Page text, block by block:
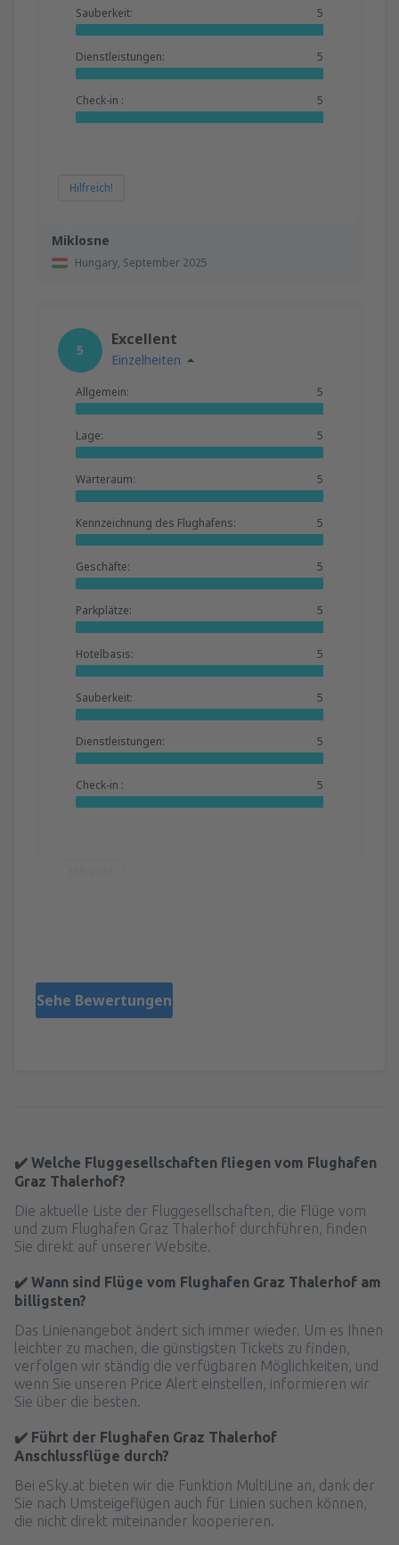
Miklosne
Hungary, September 2025
Sauberkeit: 5
Dienstleistungen: 5
Check-in : 5
Hilfreich!
5
Excellent
Einzelheiten
Allgemein: 5
Lage: 5
Warteraum: 5
Kennzeichnung des Flughafens: 5
Geschäfte: 5
Parkplätze: 5
Hotelbasis: 5
Sauberkeit: 5
Dienstleistungen: 5
Check-in : 5
Sehe Bewertungen
✔️ Welche Fluggesellschaften fliegen vom Flughafen
Graz Thalerhof?
Die aktuelle Liste der Fluggesellschaften, die Flüge vom
und zum Flughafen Graz Thalerhof durchführen, finden
Sie direkt auf unserer Website.
✔️ Wann sind Flüge vom Flughafen Graz Thalerhof am
billigsten?
Das Linienangebot ändert sich immer wieder. Um es Ihnen
leichter zu machen, die günstigsten Tickets zu finden,
verfolgen wir ständig die verfügbaren Möglichkeiten, und
wenn Sie unseren Price Alert einstellen, informieren wir
Sie über die besten.
✔️ Führt der Flughafen Graz Thalerhof
Anschlussflüge durch?
Bei eSky.at bieten wir die Funktion MultiLine an, dank der
Sie nach Umsteigeflügen auch für Linien suchen können,
die nicht direkt miteinander kooperieren.